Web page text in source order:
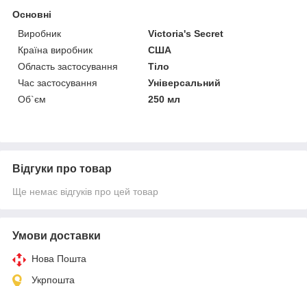
Основні
Виробник
Victoria's Secret
Країна виробник
США
Область застосування
Тіло
Час застосування
Універсальний
Об`єм
250 мл
Відгуки про товар
Ще немає відгуків про цей товар
Умови доставки
Нова Пошта
Укрпошта